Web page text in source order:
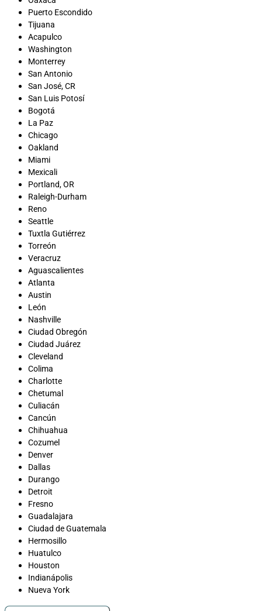
Puerto Escondido
Tijuana
Acapulco
Washington
Monterrey
San Antonio
San José, CR
San Luis Potosí
Bogotá
La Paz
Chicago
Oakland
Miami
Mexicali
Portland, OR
Raleigh-Durham
Reno
Seattle
Tuxtla Gutiérrez
Torreón
Veracruz
Aguascalientes
Atlanta
Austin
León
Nashville
Ciudad Obregón
Ciudad Juárez
Cleveland
Colima
Charlotte
Chetumal
Culiacán
Cancún
Chihuahua
Cozumel
Denver
Dallas
Durango
Detroit
Fresno
Guadalajara
Ciudad de Guatemala
Hermosillo
Huatulco
Houston
Indianápolis
Nueva York